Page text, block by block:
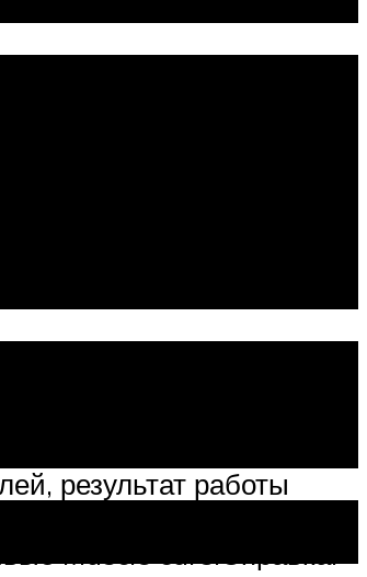
как в
а топлива расходует
временах.
это доказывает на
результат работы
о том, что американцы
Muscle cars.Справка: